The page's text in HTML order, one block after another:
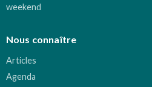
weekend
Nous connaître
Articles
Agenda